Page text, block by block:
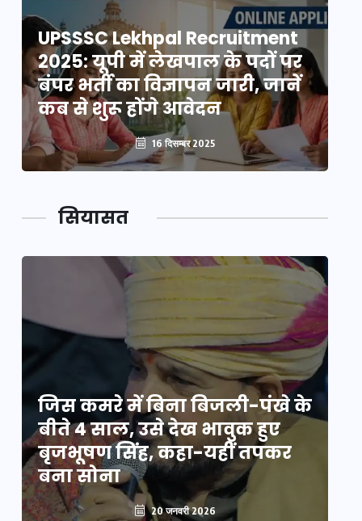
UPSSSC Lekhpal Recruitment
2025: यूपी में लेखपाल के पदों पर
बंपर भर्ती का विज्ञापन जारी, जानें
कब से शुरू होंगे आवेदन
16 दिसम्बर 2025
सियासत
जिस कमरे में बिना बिजली-पंखे के
बीते 4 साल, उसे देख भावुक हुए
बृजभूषण सिंह, कहा-यहीं तपकर
बना सोना
20 जनवरी 2026